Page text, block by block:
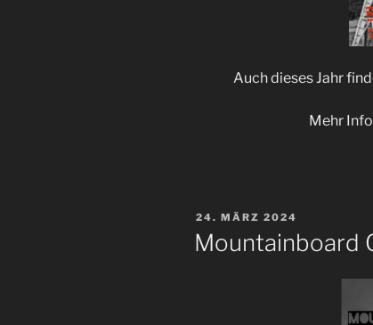
Auch dieses Jahr
Mehr
VERÖFFENTLICHT
24. MÄRZ 2024
Mountainboard